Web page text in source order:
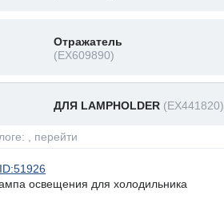
Отражатель
(EX609890)
ДЛЯ LAMPHOLDER (EX441820)
, перейти
освещения для холодильника